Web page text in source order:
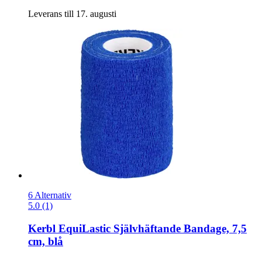
Leverans till 17. augusti
6 Alternativ
5.0 (1)
Kerbl EquiLastic Självhäftande Bandage, 7,5
cm, blå